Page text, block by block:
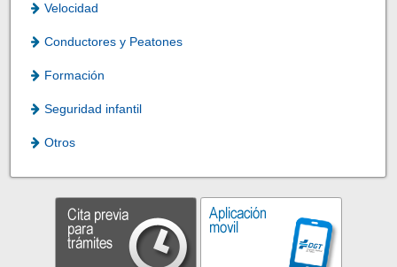
Velocidad
Conductores y Peatones
Formación
Seguridad infantil
Otros